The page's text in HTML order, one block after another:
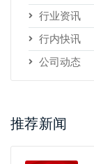
行业资讯
行内快讯
公司动态
推荐新闻